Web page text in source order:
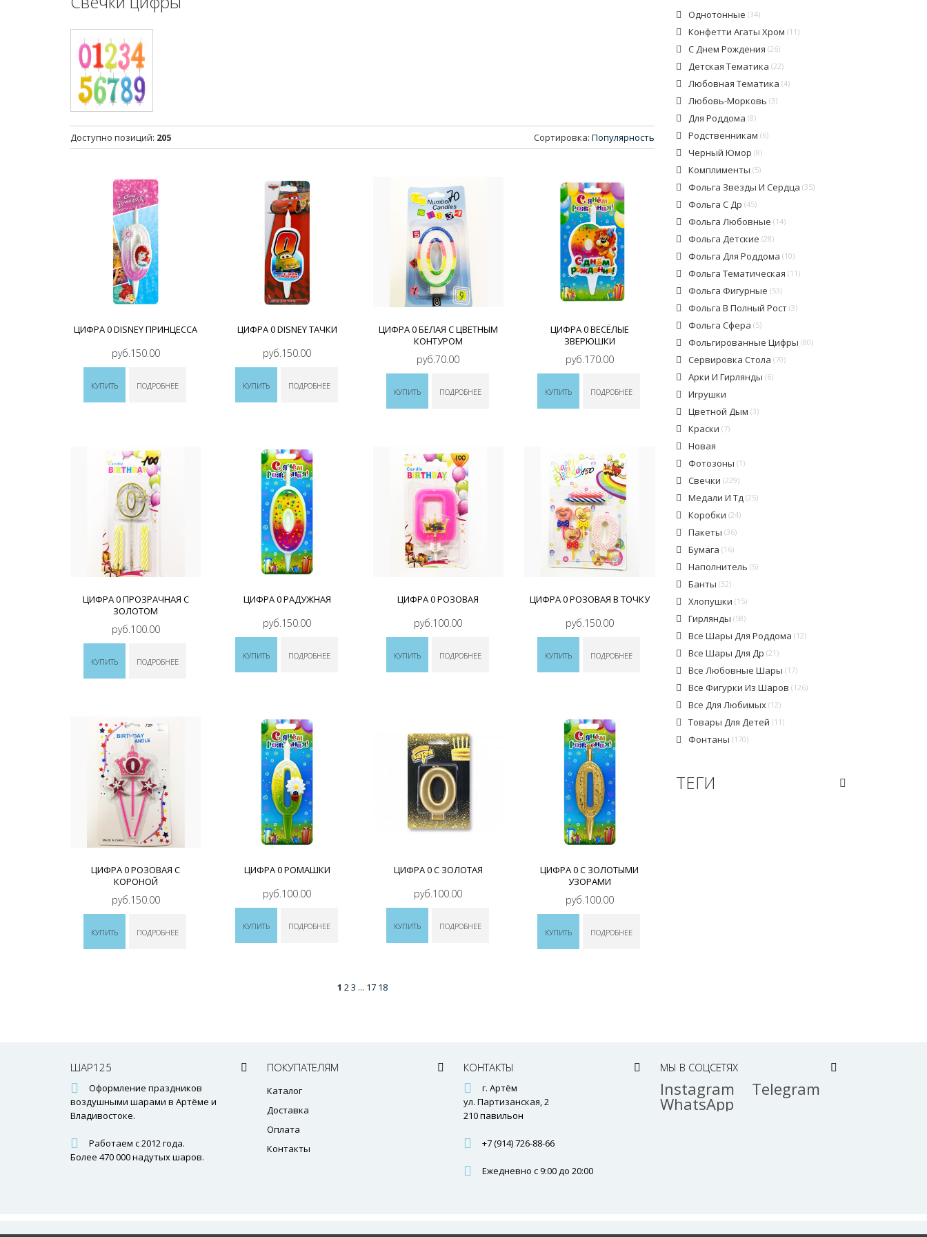
Однотонные (34)
Конфетти Агаты Хром (11)
С Днем Рождения (26)
Детская Тематика (22)
Любовная Тематика (4)
Любовь-Морковь (3)
Для Роддома (8)
Родственникам (6)
Черный Юмор (8)
Комплименты (5)
Фольга Звезды И Сердца (35)
Фольга С Др (45)
Фольга Любовные (14)
Фольга Детские (28)
Фольга Для Роддома (10)
Фольга Тематическая (11)
Фольга Фигурные (53)
Фольга В Полный Рост (3)
Фольга Сфера (5)
Фольгированные Цифры (80)
Сервировка Стола (70)
Арки И Гирлянды (6)
Игрушки
Цветной Дым (3)
Краски (7)
Новая
Фотозоны (1)
Свечки (229)
Медали И Тд (25)
Коробки (24)
Пакеты (36)
Бумага (16)
Наполнитель (5)
Банты (32)
Хлопушки (15)
Гирлянды (58)
Все Шары Для Роддома (12)
Все Шары Для Др (21)
Все Любовные Шары (17)
Все Фигурки Из Шаров (126)
Все Для Любимых (12)
Товары Для Детей (11)
Фонтаны (170)
ТЕГИ
Доступно позиций: 205 Сортировка: Популярность
ЦИФРА 0 DISNEY ПРИНЦЕССА
руб.150.00
КУПИТЬ ПОДРОБНЕЕ
ЦИФРА 0 DISNEY ТАЧКИ
руб.150.00
КУПИТЬ ПОДРОБНЕЕ
ЦИФРА 0 БЕЛАЯ С ЦВЕТНЫМ
КОНТУРОМ
руб.70.00
КУПИТЬ ПОДРОБНЕЕ
ЦИФРА 0 ВЕСЁЛЫЕ
ЗВЕРЮШКИ
руб.170.00
КУПИТЬ ПОДРОБНЕЕ
ЦИФРА 0 ПРОЗРАЧНАЯ С
ЗОЛОТОМ
руб.100.00
КУПИТЬ ПОДРОБНЕЕ
ЦИФРА 0 РАДУЖНАЯ
руб.150.00
КУПИТЬ ПОДРОБНЕЕ
ЦИФРА 0 РОЗОВАЯ
руб.100.00
КУПИТЬ ПОДРОБНЕЕ
ЦИФРА 0 РОЗОВАЯ В ТОЧКУ
руб.150.00
КУПИТЬ ПОДРОБНЕЕ
ЦИФРА 0 РОЗОВАЯ С
КОРОНОЙ
руб.150.00
КУПИТЬ ПОДРОБНЕЕ
ЦИФРА 0 РОМАШКИ
руб.100.00
КУПИТЬ ПОДРОБНЕЕ
ЦИФРА 0 С ЗОЛОТАЯ
руб.100.00
КУПИТЬ ПОДРОБНЕЕ
ЦИФРА 0 С ЗОЛОТЫМИ
УЗОРАМИ
руб.100.00
КУПИТЬ ПОДРОБНЕЕ
1 23 ... 17 18
ШАР125
Оформление праздников
воздушными шарами в Артёме и
Владивостоке.
Работаем с 2012 года.
Более 470 000 надутых шаров.
ПОКУПАТЕЛЯМ
Каталог
Доставка
Оплата
Контакты
КОНТАКТЫ
г. Артём
ул. Партизанская, 2
210 павильон
+7 (914) 726-88-66
Ежедневно с 9:00 до 20:00
МЫ В СОЦСЕТЯХ
Instagram Telegram
WhatsApp